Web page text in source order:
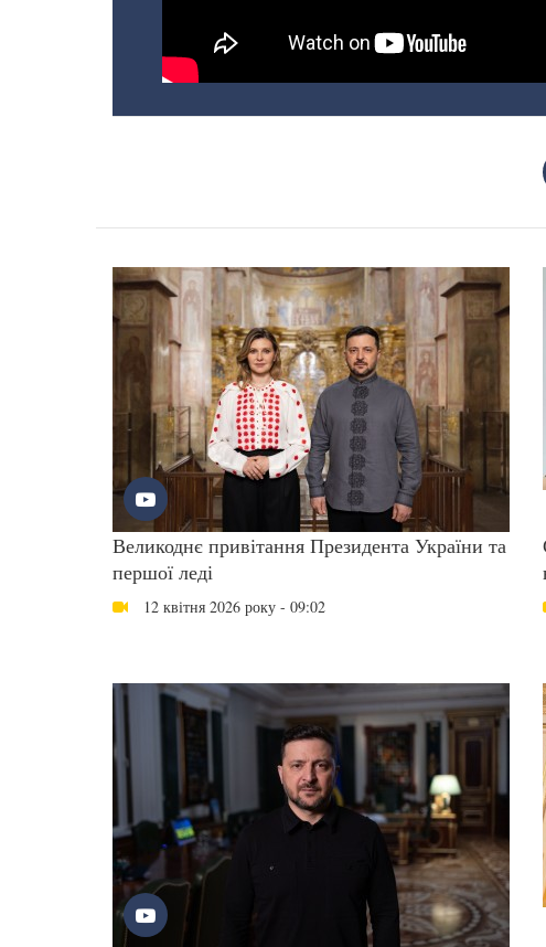
Великоднє привітання Президента України та
першої леді
12 квітня 2026 року - 09:02